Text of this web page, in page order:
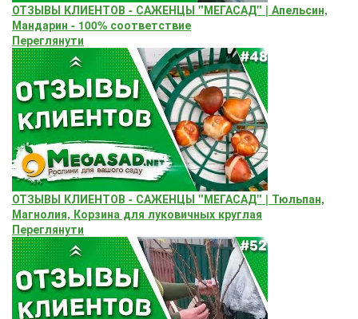
ОТЗЫВЫ КЛИЕНТОВ - САЖЕНЦЫ "МЕГАСАД" | Апельсин,
Мандарин - 100% соответствие
Переглянути
ОТЗЫВЫ КЛИЕНТОВ - САЖЕНЦЫ "МЕГАСАД" | Тюльпан,
Магнолия, Корзина для луковичных круглая
Переглянути